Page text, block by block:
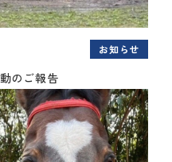
お知らせ
のご報告